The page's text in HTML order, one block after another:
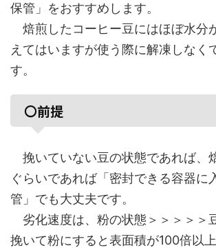
保管」をおすすめします。
焙煎したコーヒー豆にはほぼ水分
えてはいますが使う際に解凍しなく
す。
〇前提
挽いていない豆の状態であれば、
ぐらいであれば「密封できる容器に
管」でも大丈夫です。
劣化速度は、粉の状態＞＞＞＞＞
挽いて粉にすると表面積が100倍以